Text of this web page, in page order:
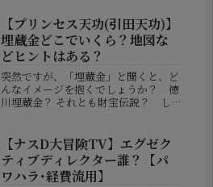
わった ムジュン、お誕生日おめでと
う」この投稿は、彼...
【プリンセス天功(引田天功)】
埋蔵金どこでいくら？地図な
どヒントはある？
突然ですが、「埋蔵金」と聞くと、ど
んなイメージを抱くでしょうか？ 徳
川埋蔵金？ それとも財宝伝説？ し
世界的イリュージョニスト・プリンセ
ス天功（引田天功）さんなんです。2...
【ナスD大冒険TV】エグゼク
ティブディレクター誰？【パ
ワハラ･経費流用】